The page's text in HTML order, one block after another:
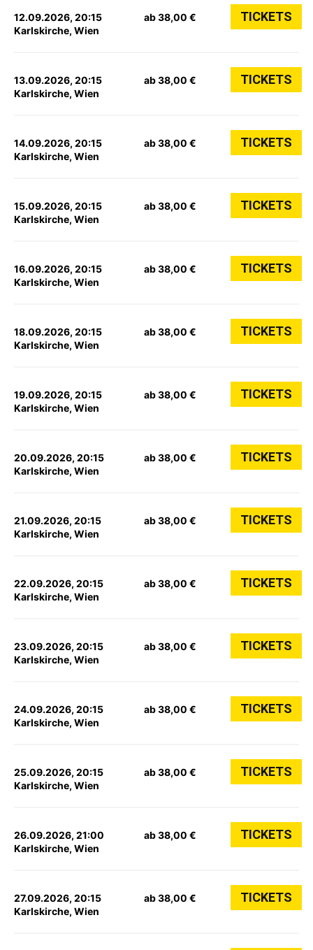
12.09.2026, 20:15
Karlskirche, Wien
ab 38,00 € TICKETS
13.09.2026, 20:15
Karlskirche, Wien
ab 38,00 € TICKETS
14.09.2026, 20:15
Karlskirche, Wien
ab 38,00 € TICKETS
15.09.2026, 20:15
Karlskirche, Wien
ab 38,00 € TICKETS
16.09.2026, 20:15
Karlskirche, Wien
ab 38,00 € TICKETS
18.09.2026, 20:15
Karlskirche, Wien
ab 38,00 € TICKETS
19.09.2026, 20:15
Karlskirche, Wien
ab 38,00 € TICKETS
20.09.2026, 20:15
Karlskirche, Wien
ab 38,00 € TICKETS
21.09.2026, 20:15
Karlskirche, Wien
ab 38,00 € TICKETS
22.09.2026, 20:15
Karlskirche, Wien
ab 38,00 € TICKETS
23.09.2026, 20:15
Karlskirche, Wien
ab 38,00 € TICKETS
24.09.2026, 20:15
Karlskirche, Wien
ab 38,00 € TICKETS
25.09.2026, 20:15
Karlskirche, Wien
ab 38,00 € TICKETS
26.09.2026, 21:00
Karlskirche, Wien
ab 38,00 € TICKETS
27.09.2026, 20:15
Karlskirche, Wien
ab 38,00 € TICKETS